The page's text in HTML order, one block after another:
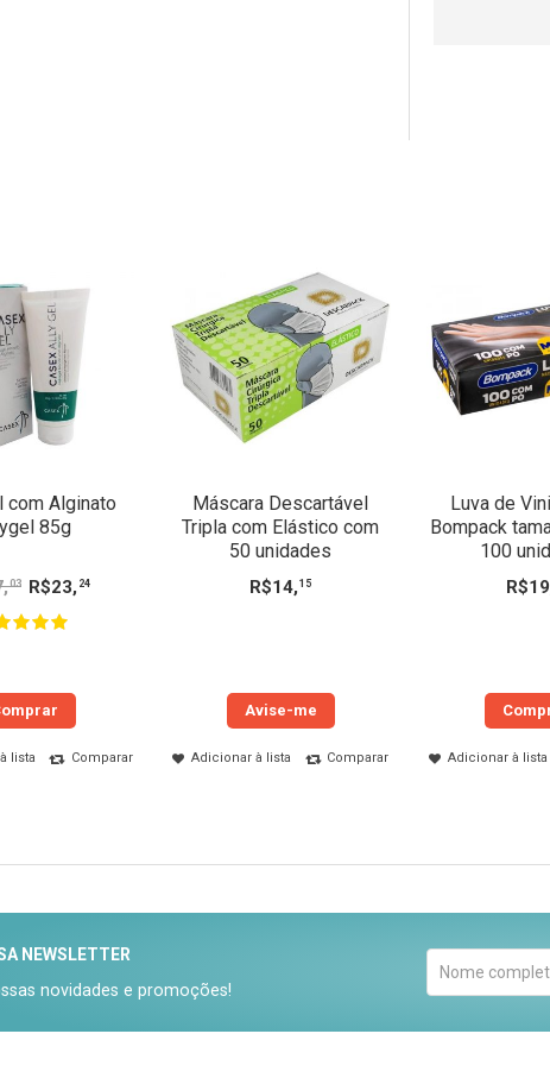
com Alginato
85g
,03 R$23, 24
lista Comparar
Máscara Descartável
Tripla com Elástico com
50 unidades
R$14, 15
Avise-me
Adicionar à lista Comparar
Luva de
Bompack
100
R$19
Adicionar à lista
NEWSLETTER
novidades e promoções!